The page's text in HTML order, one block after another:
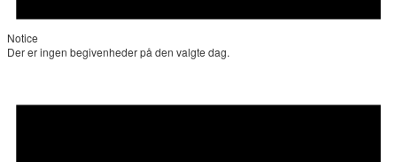
Notice
Der er ingen begivenheder på den valgte dag.